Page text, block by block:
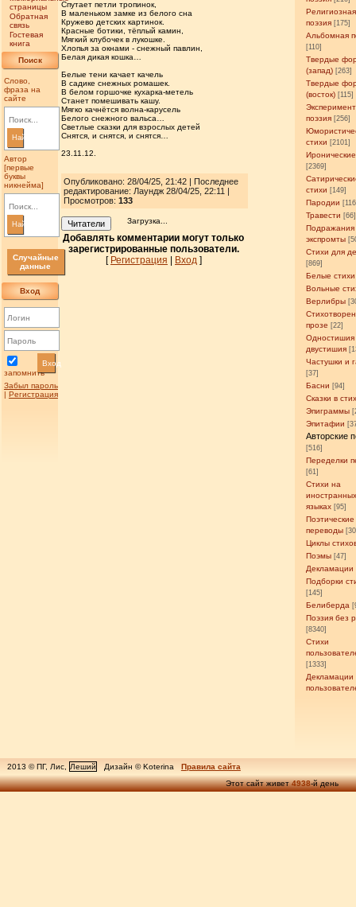
страницы
Обратная
связь
Гостевая
книга
Поиск
Слово,
фраза на
сайте
Найти
Автор
[первые
буквы
никнейма]
Найти
Случайные
данные
Вход
запомнить
Вход
Забыл пароль
| Регистрация
Религиозная
поэзия [175]
Альбомная
[110]
Твердые
(запад) [263]
Твердые
(восток) [115]
поэзия [256]
стихи [2101]
[2369]
стихи [149]
Пародии
Травести [66]
Подражания
экспромты
Стихи для
[869]
Белые стихи
Вольные
Верлибры
прозе [22]
Одностишия
двустишия
Частушки и
[37]
Басни [94]
Сказки в
Эпиграммы
Эпитафии
Авторские
[516]
Переделки
[61]
Стихи на
языках [95]
Поэтические
переводы
Циклы
Поэмы [47]
Декламации
Подборки
[145]
Белиберда
Поэзия без
[8340]
Стихи
[1333]
Декламации
Спутает петли тропинок,
В маленьком замке из белого сна
Кружево детских картинок.
Красные ботики, тёплый камин,
Мягкий клубочек в лукошке.
Хлопья за окнами - снежный павлин,
Белая дикая кошка…
Белые тени качает качель
В садике снежных ромашек.
В белом горшочке кухарка-метель
Станет помешивать кашу.
Мягко качнётся волна-карусель
Белого снежного вальса…
Светлые сказки для взрослых детей
Снятся, и снятся, и снятся…
23.11.12.
Опубликовано: 28/04/25, 21:42 | Последнее
редактирование: Лаундж 28/04/25, 22:11 |
Просмотров: 133
Читатели Загрузка...
Добавлять комментарии могут только
зарегистрированные пользователи.
[ Регистрация Вход]
2013 © ПГ, Лис, Леший Дизайн © Koterina
Правила сайта
Этот сайт живет4938-й день